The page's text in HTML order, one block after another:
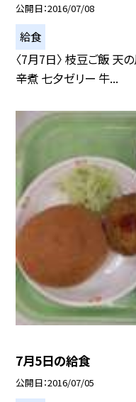
公開日 2016/07/08
給食
〈7月7日〉 枝豆ご飯 天
辛煮 七夕ゼリー 牛...
7月5日の給食
公開日 2016/07/05